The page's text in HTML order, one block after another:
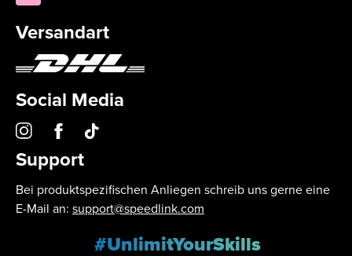
Versandart
Social Media
Support
Bei produktspezifischen Anliegen schreib uns gerne eine
E-Mail an: support@speedlink.com
#UnlimitYourSkills